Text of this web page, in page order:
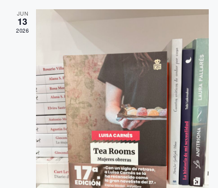
e
d
a
y
v
i
s
t
a
v
n
t
o
JUN
13
2026